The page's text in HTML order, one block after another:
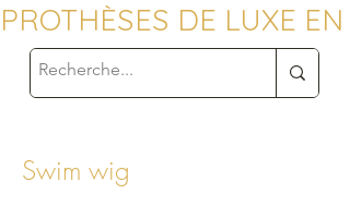
PROTHÈSES DE LUXE
Swim wig